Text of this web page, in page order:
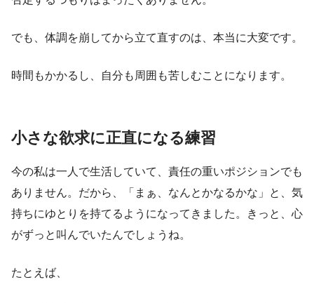
でも、体調を崩してから立て直すのは、本当に大変です。
時間もかかるし、自分も周囲も苦しむことになります。
小さな欲求に正直になる練習
今の私は一人で生活していて、責任の重いポジションでも
ありません。だから、「まぁ、なんとかなるかな」と、気
持ちにゆとりを持てるようになってきました。きっと、心
がずっと叫んでいたんでしょうね。
たとえば、